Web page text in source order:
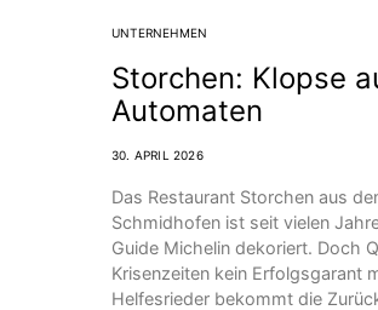
UNTERNEHMEN
Storchen: Klopse
Automaten
30. APRIL 2026
Das Restaurant Storchen aus
Schmidhofen ist seit vielen
Guide Michelin dekoriert. Doch
Krisenzeiten kein Erfolgsgarant
Helfes­rieder bekommt die